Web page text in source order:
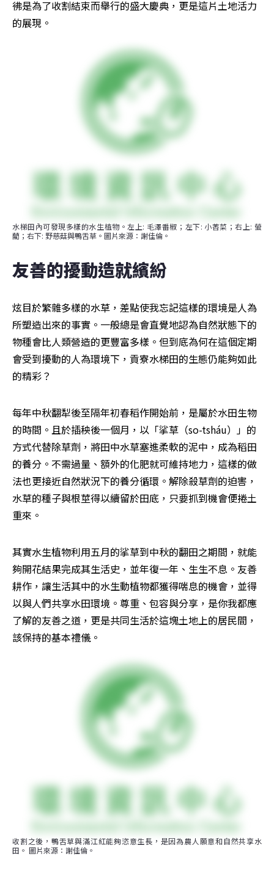
彿是為了收割結束而舉行的盛大慶典，更是這片土地活力
的展現。
水梯田內可發現多樣的水生植物。左上: 毛澤番椒；左下: 小莕菜；右上: 螢
藺；右下: 野慈菇與鴨舌草。圖片來源：謝佳倫。
友善的擾動造就繽紛
炫目於繁雜多樣的水草，差點使我忘記這樣的環境是人為
所塑造出來的事實。一般總是會直覺地認為自然狀態下的
物種會比人類營造的更豐富多樣。但到底為何在這個定期
會受到擾動的人為環境下，貢寮水梯田的生態仍能夠如此
的精彩？
每年中秋翻犁後至隔年初春稻作開始前，是屬於水田生物
的時間。且於插秧後一個月，以「挲草（so-tsháu）」的
方式代替除草劑，將田中水草塞進柔軟的泥中，成為稻田
的養分。不需過量、額外的化肥就可維持地力，這樣的做
法也更接近自然狀況下的養分循環。解除殺草劑的迫害，
水草的種子與根莖得以續留於田底，只要抓到機會便捲土
重來。
其實水生植物利用五月的挲草到中秋的翻田之期間，就能
夠開花結果完成其生活史，並年復一年、生生不息。友善
耕作，讓生活其中的水生動植物都獲得喘息的機會，並得
以與人們共享水田環境。尊重、包容與分享，是你我都應
了解的友善之道，更是共同生活於這塊土地上的居民間，
該保持的基本禮儀。
收割之後，鴨舌草與滿江紅能夠恣意生長，是因為農人願意和自然共享水
田。 圖片來源：謝佳倫。